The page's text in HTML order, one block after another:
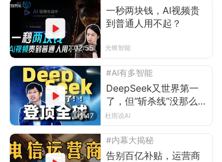
02:55
一秒两块钱，AI视频贵
到普通人用不起？
光锥智能
11:47
#AI有多智能
DeepSeek又世界第一
了，但“斩杀线”没那么简
单
杜雨说AI
#内幕大揭秘
告别百亿补贴，运营商